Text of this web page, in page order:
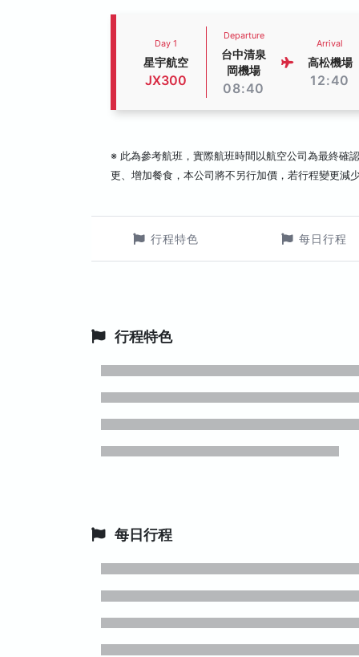
Day 1
星宇航空
JX300
Departure
台中清泉
岡機場
08:40
Arrival
高松機場
12:40
※ 此為參考航班，實際航班時間以航空公司為最終確
更、增加餐食，本公司將不另行加價，若行程變更減
行程特色 每日行程
行程特色
每日行程